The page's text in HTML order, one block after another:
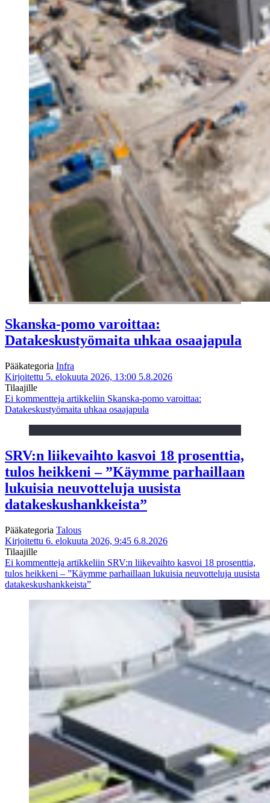
Skanska-pomo varoittaa:
Datakeskustyömaita uhkaa osaajapula
Pääkategoria Infra
Kirjoitettu 5. elokuuta 2026, 13:00 5.8.2026
Tilaajille
Ei kommentteja artikkeliin Skanska-pomo varoittaa:
Datakeskustyömaita uhkaa osaajapula
SRV:n liikevaihto kasvoi 18 prosenttia,
tulos heikkeni – ”Käymme parhaillaan
lukuisia neuvotteluja uusista
datakeskushankkeista”
Pääkategoria Talous
Kirjoitettu 6. elokuuta 2026, 9:45 6.8.2026
Tilaajille
Ei kommentteja artikkeliin SRV:n liikevaihto kasvoi 18 prosenttia,
tulos heikkeni – ”Käymme parhaillaan lukuisia neuvotteluja uusista
datakeskushankkeista”